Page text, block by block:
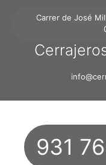
Carrer de José
931